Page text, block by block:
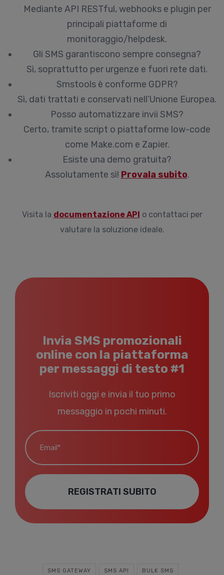
Mediante API RESTful, webhooks e plugin per
principali piattaforme di
monitoraggio/helpdesk.
Gli SMS garantiscono sempre consegna?
Sì, soprattutto per urgenze e fuori rete dati.
Smstools è conforme GDPR?
Sì, dati trattati e conservati nell’Unione Europea.
Posso automatizzare invii SMS?
Certo, tramite script o piattaforme low-code
come Make.com e Zapier.
Esiste una demo gratuita?
Assolutamente sì! Provala subito.
Visita la documentazione API o contattaci per
valutare la soluzione ideale.
Invia SMS promozionali
online con la piattaforma
per messaggi di testo #1
Iscriviti oggi e invia il tuo primo
messaggio in pochi minuti.
Email*
REGISTRATI SUBITO
SMS GATEWAY SMS API BULK SMS